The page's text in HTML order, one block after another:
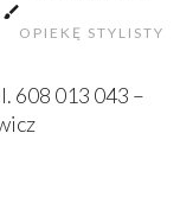
OPIEKĘ STYLISTY
608 013 043 –